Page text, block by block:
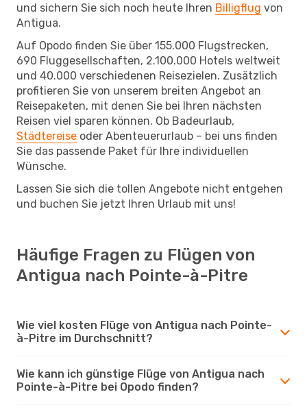
und sichern Sie sich noch heute Ihren Billigflug von
Antigua.
Auf Opodo finden Sie über 155.000 Flugstrecken,
690 Fluggesellschaften, 2.100.000 Hotels weltweit
und 40.000 verschiedenen Reisezielen. Zusätzlich
profitieren Sie von unserem breiten Angebot an
Reisepaketen, mit denen Sie bei Ihren nächsten
Reisen viel sparen können. Ob Badeurlaub,
Städtereise oder Abenteuerurlaub – bei uns finden
Sie das passende Paket für Ihre individuellen
Wünsche.
Lassen Sie sich die tollen Angebote nicht entgehen
und buchen Sie jetzt Ihren Urlaub mit uns!
Häufige Fragen zu Flügen von
Antigua nach Pointe-à-Pitre
Wie viel kosten Flüge von Antigua nach Pointe-
à-Pitre im Durchschnitt?
Wie kann ich günstige Flüge von Antigua nach
Pointe-à-Pitre bei Opodo finden?